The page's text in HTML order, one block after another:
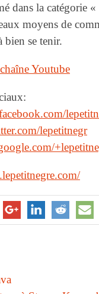
dans la catégorie
moyens de
bien se tenir.
Youtube
lepetitnegr